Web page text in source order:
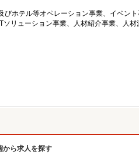
ホテル等オペレーション事業、イベン
リューション事業、人材紹介事業、人材
から求人を探す